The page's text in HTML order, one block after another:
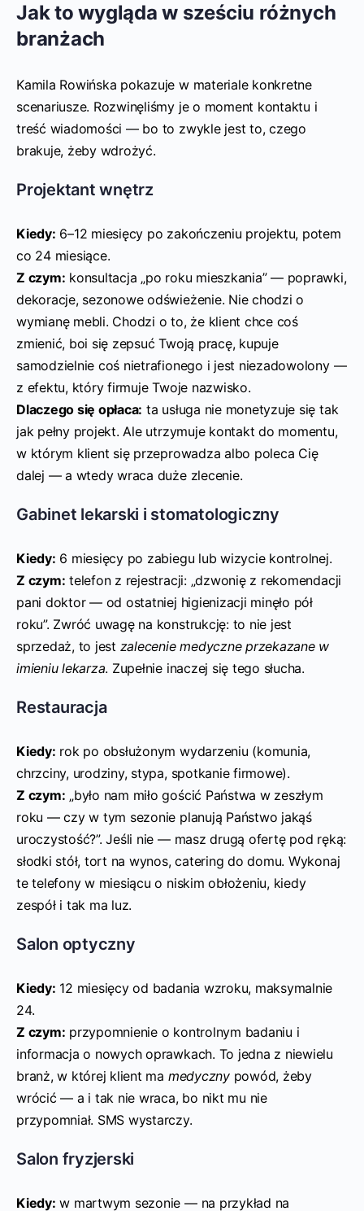
Jak to wygląda w sześciu różnych
branżach
Kamila Rowińska pokazuje w materiale konkretne
scenariusze. Rozwinęliśmy je o moment kontaktu i
treść wiadomości — bo to zwykle jest to, czego
brakuje, żeby wdrożyć.
Projektant wnętrz
Kiedy: 6–12 miesięcy po zakończeniu projektu, potem
co 24 miesiące.
Z czym: konsultacja „po roku mieszkania” — poprawki,
dekoracje, sezonowe odświeżenie. Nie chodzi o
wymianę mebli. Chodzi o to, że klient chce coś
zmienić, boi się zepsuć Twoją pracę, kupuje
samodzielnie coś nietrafionego i jest niezadowolony —
z efektu, który firmuje Twoje nazwisko.
Dlaczego się opłaca: ta usługa nie monetyzuje się tak
jak pełny projekt. Ale utrzymuje kontakt do momentu,
w którym klient się przeprowadza albo poleca Cię
dalej — a wtedy wraca duże zlecenie.
Gabinet lekarski i stomatologiczny
Kiedy: 6 miesięcy po zabiegu lub wizycie kontrolnej.
Z czym: telefon z rejestracji: „dzwonię z rekomendacji
pani doktor — od ostatniej higienizacji minęło pół
roku”. Zwróć uwagę na konstrukcję: to nie jest
sprzedaż, to jest zalecenie medyczne przekazane w
imieniu lekarza. Zupełnie inaczej się tego słucha.
Restauracja
Kiedy: rok po obsłużonym wydarzeniu (komunia,
chrzciny, urodziny, stypa, spotkanie firmowe).
Z czym: „było nam miło gościć Państwa w zeszłym
roku — czy w tym sezonie planują Państwo jakąś
uroczystość?”. Jeśli nie — masz drugą ofertę pod ręką:
słodki stół, tort na wynos, catering do domu. Wykonaj
te telefony w miesiącu o niskim obłożeniu, kiedy
zespół i tak ma luz.
Salon optyczny
Kiedy: 12 miesięcy od badania wzroku, maksymalnie
24.
Z czym: przypomnienie o kontrolnym badaniu i
informacja o nowych oprawkach. To jedna z niewielu
branż, w której klient ma medycznypowód, żeby
wrócić — a i tak nie wraca, bo nikt mu nie
przypomniał. SMS wystarczy.
Salon fryzjerski
Kiedy: w martwym sezonie — na przykład na